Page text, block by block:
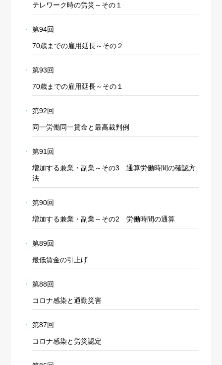
テレワーク時の労災～その１
第94回
70歳までの雇用延長～その２
第93回
70歳までの雇用延長～その１
第92回
同一労働同一賃金と最高裁判例
第91回
増加する兼業・副業～その3 通算労働時間の確認方
法
第90回
増加する兼業・副業～その2 労働時間の通算
第89回
最低賃金の引上げ
第88回
コロナ感染と通勤災害
第87回
コロナ感染と労災認定